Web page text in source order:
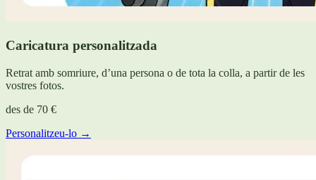
Caricatura personalitzada
Retrat amb somriure, d’una persona o de tota la colla, a partir de les
vostres fotos.
des de 70 €
Personalitzeu-lo →